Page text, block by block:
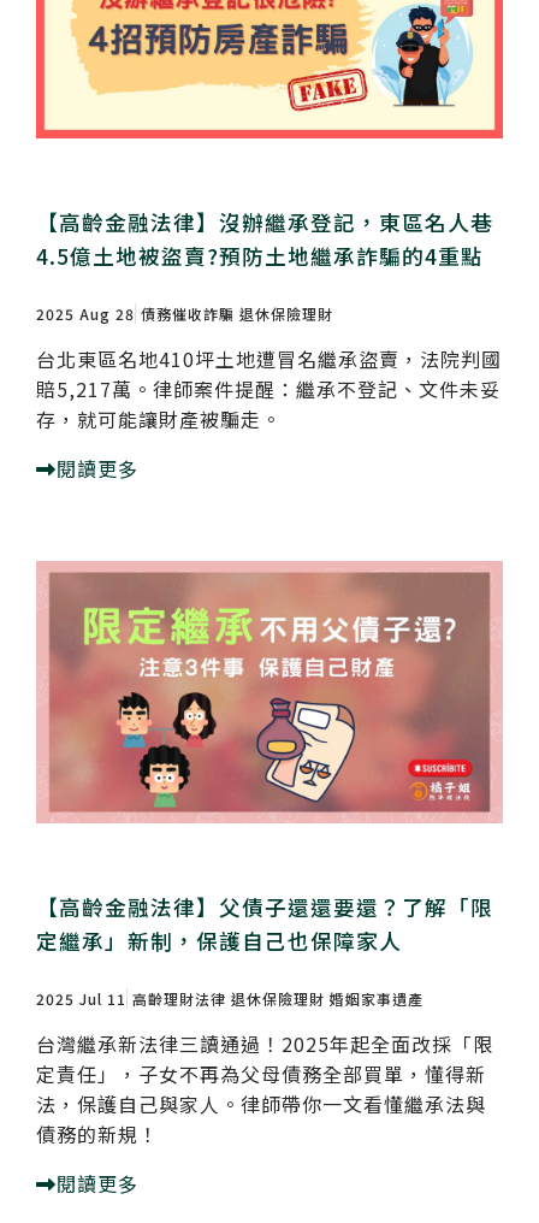
【高齡金融法律】沒辦繼承登記，東區名人巷
4.5億土地被盜賣?預防土地繼承詐騙的4重點
2025 Aug 28 債務催收詐騙 退休保險理財
台北東區名地410坪土地遭冒名繼承盜賣，法院判國
賠5,217萬。律師案件提醒：繼承不登記、文件未妥
存，就可能讓財產被騙走。
閱讀更多
【高齡金融法律】父債子還還要還？了解「限
定繼承」新制，保護自己也保障家人
2025 Jul 11 高齡理財法律 退休保險理財 婚姻家事遺產
台灣繼承新法律三讀通過！2025年起全面改採「限
定責任」，子女不再為父母債務全部買單，懂得新
法，保護自己與家人。律師帶你一文看懂繼承法與
債務的新規！
閱讀更多